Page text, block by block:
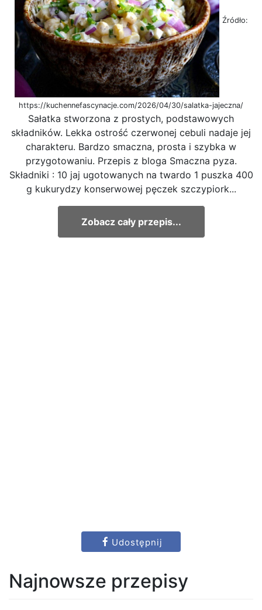
Źródło:
https://kuchennefascynacje.com/2026/04/30/salatka-jajeczna/
Sałatka stworzona z prostych, podstawowych
składników. Lekka ostrość czerwonej cebuli nadaje jej
charakteru. Bardzo smaczna, prosta i szybka w
przygotowaniu. Przepis z bloga Smaczna pyza.
Składniki : 10 jaj ugotowanych na twardo 1 puszka 400
g kukurydzy konserwowej pęczek szczypiork...
Zobacz cały przepis...
Udostępnij
Najnowsze przepisy